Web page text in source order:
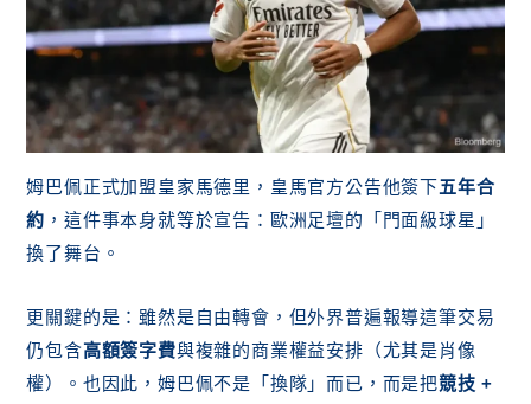
姆巴佩正式加盟皇家馬德里，皇馬官方公告他簽下五年合
約 ，這件事本身就等於宣告：歐洲足壇的「門面級球星」
換了舞台。
更關鍵的是：雖然是自由轉會，但外界普遍報導這筆交易
仍包含高額簽字費與複雜的商業權益安排（尤其是肖像
權）。也因此，姆巴佩不是「換隊」而已，而是把競技 +